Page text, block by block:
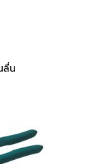
ลื่น